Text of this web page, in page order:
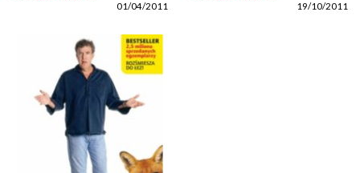
01/04/2011 19/10/2011